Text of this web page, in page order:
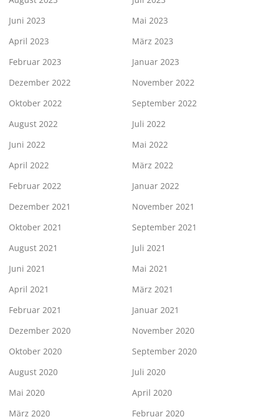
Juni 2023
Mai 2023
April 2023
März 2023
Februar 2023
Januar 2023
Dezember 2022
November 2022
Oktober 2022
September 2022
August 2022
Juli 2022
Juni 2022
Mai 2022
April 2022
März 2022
Februar 2022
Januar 2022
Dezember 2021
November 2021
Oktober 2021
September 2021
August 2021
Juli 2021
Juni 2021
Mai 2021
April 2021
März 2021
Februar 2021
Januar 2021
Dezember 2020
November 2020
Oktober 2020
September 2020
August 2020
Juli 2020
Mai 2020
April 2020
März 2020
Februar 2020